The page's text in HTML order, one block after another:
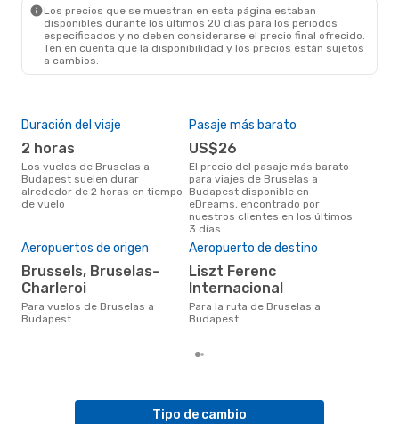
Los precios que se muestran en esta página estaban
disponibles durante los últimos 20 días para los periodos
especificados y no deben considerarse el precio final ofrecido.
Ten en cuenta que la disponibilidad y los precios están sujetos
a cambios.
Duración del viaje
2 horas
Los vuelos de Bruselas a
Budapest suelen durar
alrededor de 2 horas en tiempo
de vuelo
Pasaje más barato
US$26
El precio del pasaje más barato
para viajes de Bruselas a
Budapest disponible en
eDreams, encontrado por
nuestros clientes en los últimos
3 días
Aeropuertos de origen
Brussels, Bruselas-
Charleroi
Para vuelos de Bruselas a
Budapest
Aeropuerto de destino
Liszt Ferenc
Internacional
Para la ruta de Bruselas a
Budapest
Tipo de cambio